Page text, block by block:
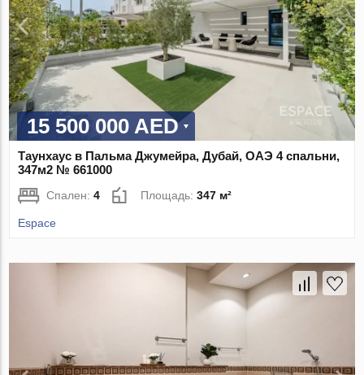
15 500 000 AED
Таунхаус в Пальма Джумейра, Дубай, ОАЭ 4 спальни,
347м2 № 661000
Спален:4 Площадь:347 м²
Espace